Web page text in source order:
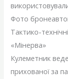
Фото
Тактико-
«Мінерва»
Кулеметник
прихованої за